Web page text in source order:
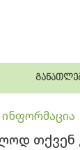
თქვენ